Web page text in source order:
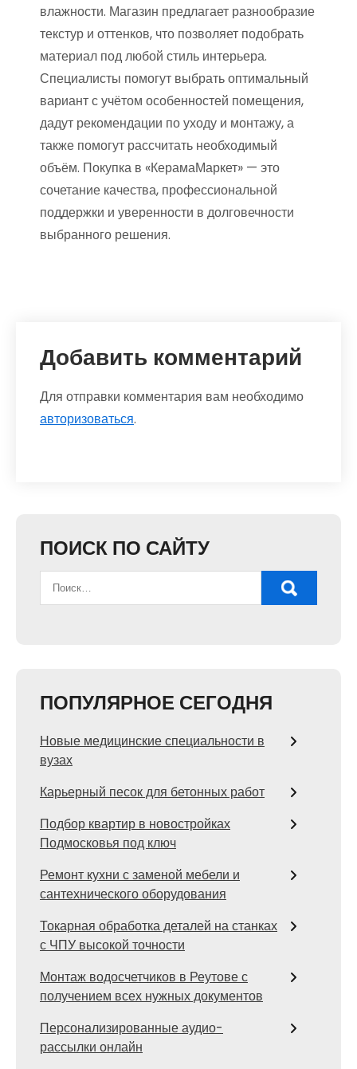
влажности. Магазин предлагает разнообразие
текстур и оттенков, что позволяет подобрать
материал под любой стиль интерьера.
Специалисты помогут выбрать оптимальный
вариант с учётом особенностей помещения,
дадут рекомендации по уходу и монтажу, а
также помогут рассчитать необходимый
объём. Покупка в «КерамаМаркет» — это
сочетание качества, профессиональной
поддержки и уверенности в долговечности
выбранного решения.
Добавить комментарий
Для отправки комментария вам необходимо
авторизоваться.
ПОИСК ПО САЙТУ
ПОПУЛЯРНОЕ СЕГОДНЯ
Новые медицинские специальности в
вузах
Карьерный песок для бетонных работ
Подбор квартир в новостройках
Подмосковья под ключ
Ремонт кухни с заменой мебели и
сантехнического оборудования
Токарная обработка деталей на станках
с ЧПУ высокой точности
Монтаж водосчетчиков в Реутове с
получением всех нужных документов
Персонализированные аудио-
рассылки онлайн